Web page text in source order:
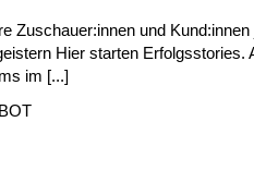
Zuschauer:innen und Kund:innen
Hier starten Erfolgsstories.
im [...]